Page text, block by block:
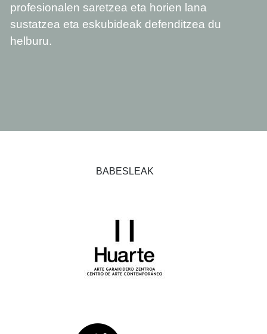
profesionalen saretzea eta horien lana
sustatzea eta eskubideak defenditzea du
helburu.
BABESLEAK